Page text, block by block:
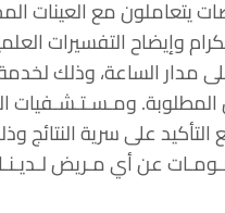
يتعاملون مع العينات
وإيضاح التفسيرات
الساعة، وذلك
المطلوبة.
على سرية النتائج
عن أي مـريض